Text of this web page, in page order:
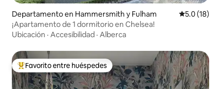
Departamento en Hammersmith y Fulham Calificación
5.0 (18)
¡Apartamento de 1 dormitorio en Chelsea!
Ubicación · Accesibilidad · Alberca
De los mejores en Favorito entre huéspedes
Favorito entre huéspedes